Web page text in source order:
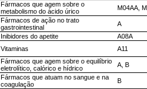
Fármacos que agem sobre o
metabolismo do ácido úrico
M04AA,
Fármacos de ação no trato
gastrointestinal
A
Inibidores do apetite
A08A
Vitaminas A11
Fármacos que agem sobre o equilíbrio
eletrolítico, calórico e hídrico
A, B
Fármacos que atuam no sangue e na
coagulação
B